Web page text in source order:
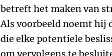
betreft het maken van
Als voorbeeld noemt hij
die elke potentiele